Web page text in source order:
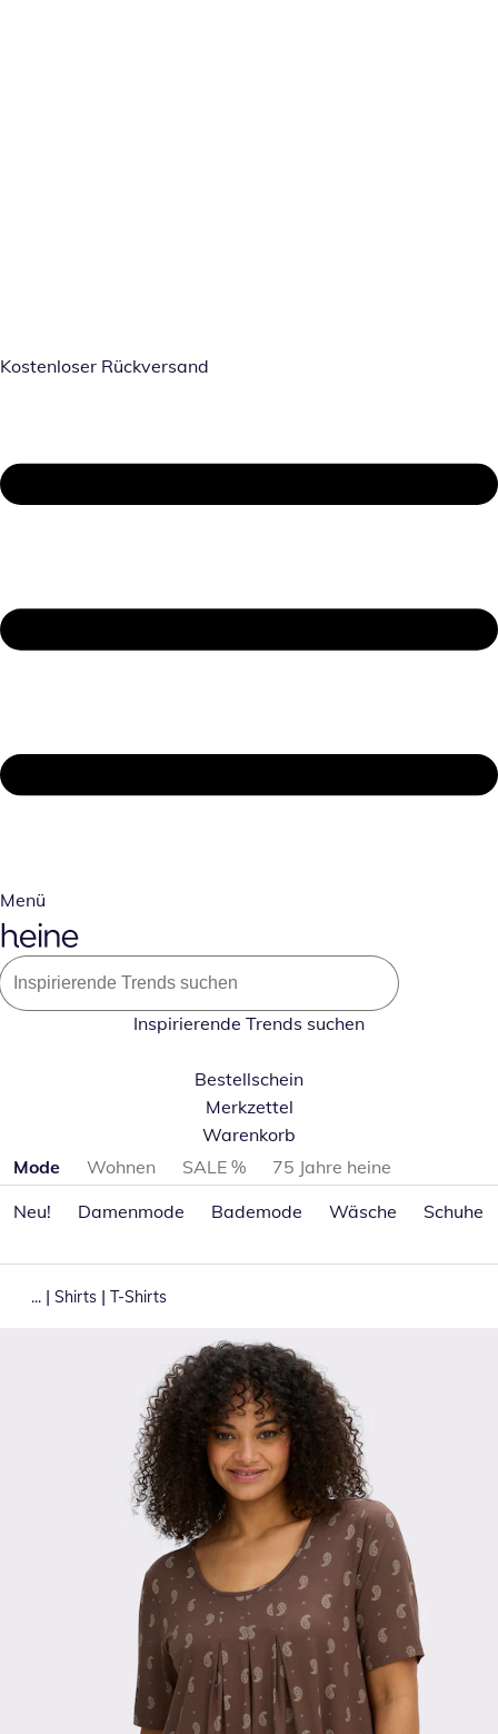
Kostenloser Rückversand
Menü
Inspirierende Trends suchen
Bestellschein
Merkzettel
Warenkorb
Produktkategorien überspringen
Mode Wohnen SALE %
75 Jahre heine
Neu!
Damenmode Bademode Wäsche Schuhe
... | Shirts | T-Shirts